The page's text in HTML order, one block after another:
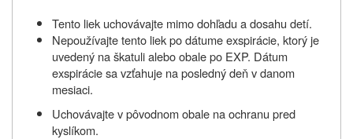
Tento liek uchovávajte mimo dohľadu a dosahu detí.
Nepoužívajte tento liek po dátume exspirácie, ktorý je
uvedený na škatuli alebo obale po EXP. Dátum
exspirácie sa vzťahuje na posledný deň v danom
mesiaci.
Uchovávajte v pôvodnom obale na ochranu pred
kyslíkom.